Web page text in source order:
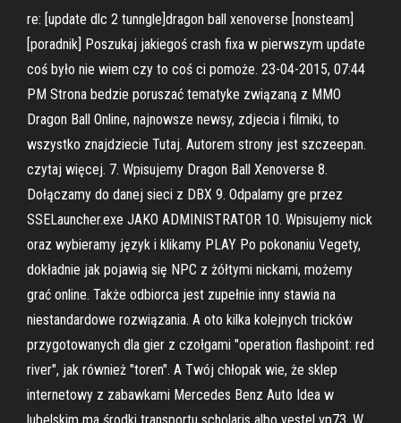
re: [update dlc 2 tunngle]dragon ball xenoverse [nonsteam]
[poradnik] Poszukaj jakiegoś crash fixa w pierwszym update
coś było nie wiem czy to coś ci pomoże. 23-04-2015, 07:44
PM Strona bedzie poruszać tematyke związaną z MMO
Dragon Ball Online, najnowsze newsy, zdjecia i filmiki, to
wszystko znajdziecie Tutaj. Autorem strony jest szczeepan.
czytaj więcej. 7. Wpisujemy Dragon Ball Xenoverse 8.
Dołączamy do danej sieci z DBX 9. Odpalamy gre przez
SSELauncher.exe JAKO ADMINISTRATOR 10. Wpisujemy nick
oraz wybieramy język i klikamy PLAY Po pokonaniu Vegety,
dokładnie jak pojawią się NPC z żółtymi nickami, możemy
grać online. Także odbiorca jest zupełnie inny stawia na
niestandardowe rozwiązania. A oto kilka kolejnych tricków
przygotowanych dla gier z czołgami "operation flashpoint: red
river", jak również "toren". A Twój chłopak wie, że sklep
internetowy z zabawkami Mercedes Benz Auto Idea w